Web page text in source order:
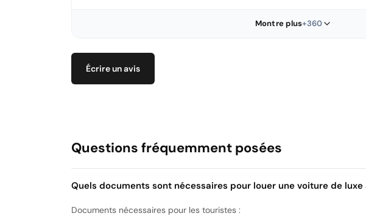
Montre plus+360
Écrire un avis
Questions fréquemment posées
Quels documents sont nécessaires pour louer une voiture de luxe
Documents nécessaires pour les touristes :